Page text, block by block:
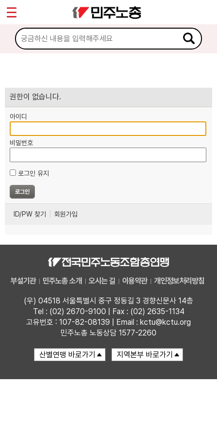
권한이 없습니다.
아이디
비밀번호
로그인 유지
ID/PW 찾기 회원가입
부설기관 민주노총 소개 오시는 길 이용약관 개인정보처리방침
(우) 04518 서울특별시 중구 정동길 3 경향신문사 14층
Tel : (02) 2670-9100 | Fax : (02) 2635-1134
고유번호 : 107-82-08139 | Email : kctu@kctu.org
민주노총 노동상담 1577-2260
마이페이지
소개
노동상담
자료
부설기관
업무